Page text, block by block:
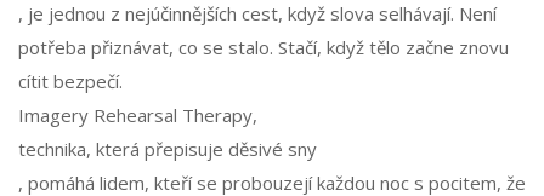
, je jednou z nejúčinnějších cest, když slova selhávají. Není
potřeba přiznávat, co se stalo. Stačí, když tělo začne znovu
cítit bezpečí.
Imagery Rehearsal Therapy,
technika, která přepisuje děsivé sny
, pomáhá lidem, kteří se probouzejí každou noc s pocitem, že